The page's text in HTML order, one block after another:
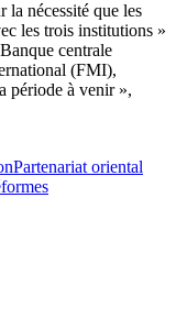
la nécessité que les
les trois institutions »
centrale
(FMI),
période à venir »,
Partenariat oriental